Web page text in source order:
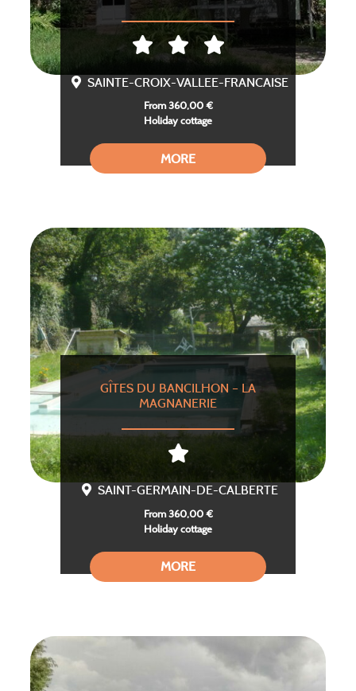
SAINTE-CROIX-VALLEE-FRANCAISE
From 360,00 €
Holiday cottage
MORE
GÎTES DU BANCILHON – LA
MAGNANERIE
SAINT-GERMAIN-DE-CALBERTE
From 360,00 €
Holiday cottage
MORE